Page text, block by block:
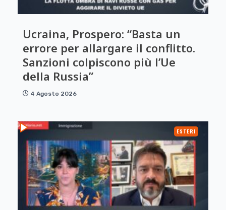
Ucraina, Prospero: “Basta un
errore per allargare il conflitto.
Sanzioni colpiscono più l’Ue
della Russia”
4 Agosto 2026
ESTERI